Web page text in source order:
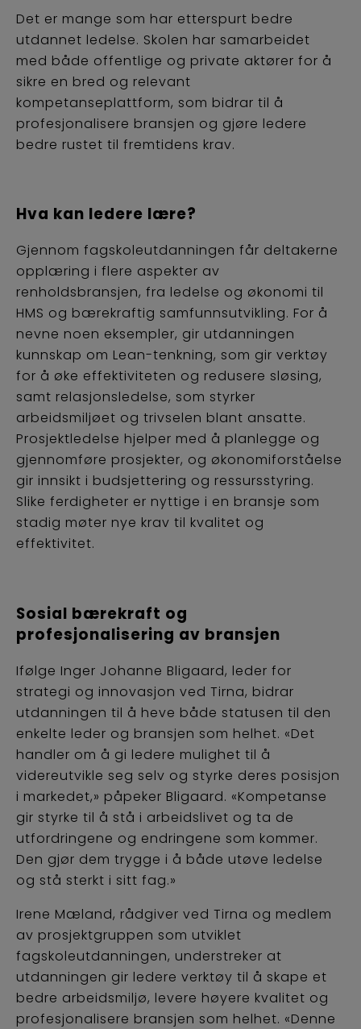
Det er mange som har etterspurt bedre
utdannet ledelse. Skolen har samarbeidet
med både offentlige og private aktører for å
sikre en bred og relevant
kompetanseplattform, som bidrar til å
profesjonalisere bransjen og gjøre ledere
bedre rustet til fremtidens krav.
Hva kan ledere lære?
Gjennom fagskoleutdanningen får deltakerne
opplæring i flere aspekter av
renholdsbransjen, fra ledelse og økonomi til
HMS og bærekraftig samfunnsutvikling. For å
nevne noen eksempler, gir utdanningen
kunnskap om Lean-tenkning, som gir verktøy
for å øke effektiviteten og redusere sløsing,
samt relasjonsledelse, som styrker
arbeidsmiljøet og trivselen blant ansatte.
Prosjektledelse hjelper med å planlegge og
gjennomføre prosjekter, og økonomiforståelse
gir innsikt i budsjettering og ressursstyring.
Slike ferdigheter er nyttige i en bransje som
stadig møter nye krav til kvalitet og
effektivitet.
Sosial bærekraft og
profesjonalisering av bransjen
Ifølge Inger Johanne Bligaard, leder for
strategi og innovasjon ved Tirna, bidrar
utdanningen til å heve både statusen til den
enkelte leder og bransjen som helhet. «Det
handler om å gi ledere mulighet til å
videreutvikle seg selv og styrke deres posisjon
i markedet,» påpeker Bligaard. «Kompetanse
gir styrke til å stå i arbeidslivet og ta de
utfordringene og endringene som kommer.
Den gjør dem trygge i å både utøve ledelse
og stå sterkt i sitt fag.»
Irene Mæland, rådgiver ved Tirna og medlem
av prosjektgruppen som utviklet
fagskoleutdanningen, understreker at
utdanningen gir ledere verktøy til å skape et
bedre arbeidsmiljø, levere høyere kvalitet og
profesjonalisere bransjen som helhet. «Denne